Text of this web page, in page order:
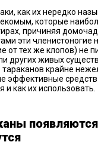
как их нередко
которые
причиняя
эти членистоногие
от тех же клопов) не
других живых
тараканов крайне
эффективные
и как их использовать.